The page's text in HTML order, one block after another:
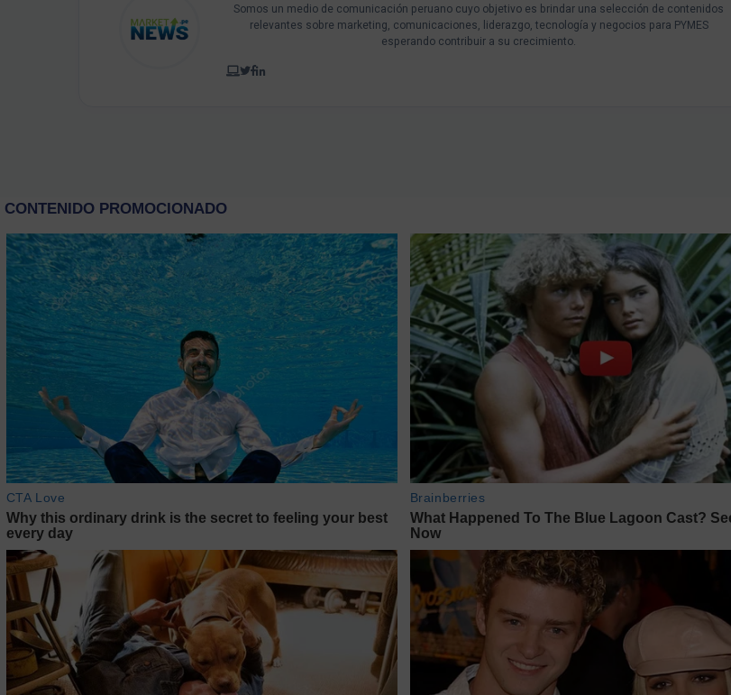
Somos un medio de comunicación peruano cuyo objetivo es brindar una selección de contenidos
relevantes sobre marketing, comunicaciones, liderazgo, tecnología y negocios para PYMES
esperando contribuir a su crecimiento.